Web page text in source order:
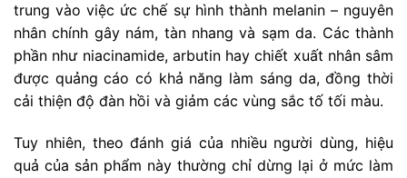
trung vào việc ức chế sự hình thành melanin – nguyên
nhân chính gây nám, tàn nhang và sạm da. Các thành
phần như niacinamide, arbutin hay chiết xuất nhân sâm
được quảng cáo có khả năng làm sáng da, đồng thời
cải thiện độ đàn hồi và giảm các vùng sắc tố tối màu.
Tuy nhiên, theo đánh giá của nhiều người dùng, hiệu
quả của sản phẩm này thường chỉ dừng lại ở mức làm